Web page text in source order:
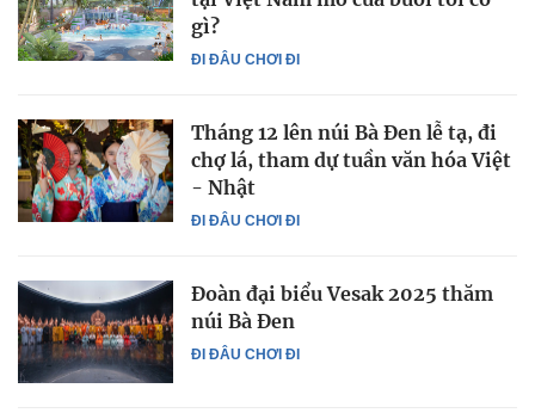
ĐI ĐÂU CHƠI ĐI
gì?
ĐI ĐÂU CHƠI ĐI
Tháng 12 lên núi Bà Đen lễ tạ, đi
chợ lá, tham dự tuần văn hóa Việt
- Nhật
ĐI ĐÂU CHƠI ĐI
Đoàn đại biểu Vesak 2025 thăm
núi Bà Đen